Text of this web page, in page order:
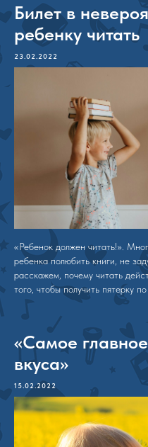
Билет в
ребенку читать
23.02.2022
«Ребенок должен читать!».
ребенка полюбить книги, не
расскажем, почему читать
того, чтобы получить пятерку
«Самое
вкуса»
15.02.2022